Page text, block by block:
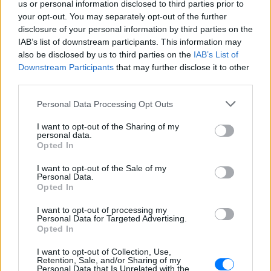
us or personal information disclosed to third parties prior to
your opt-out. You may separately opt-out of the further
disclosure of your personal information by third parties on the
IAB’s list of downstream participants. This information may
also be disclosed by us to third parties on the IAB’s List of
Downstream Participants that may further disclose it to other
Personal Data Processing Opt Outs
I want to opt-out of the Sharing of my
personal data.
Opted In
I want to opt-out of the Sale of my
Personal Data.
Opted In
I want to opt-out of processing my
Personal Data for Targeted Advertising.
Opted In
I want to opt-out of Collection, Use,
Retention, Sale, and/or Sharing of my
Personal Data that Is Unrelated with the
Ακολουθήστε το E-Radio.gr και στο Instagram
ΔΙΑΦΗΜΙΣΗ